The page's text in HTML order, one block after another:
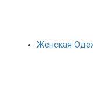
Женская